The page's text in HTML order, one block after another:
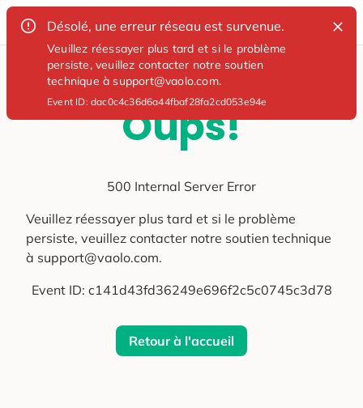
Désolé, une erreur réseau est survenue.
Veuillez réessayer plus tard et si le problème
persiste, veuillez contacter notre soutien
technique à support@vaolo.com.
Event ID:dac0c4c36d6a44fbaf28fa2cd053e94e
Oups!
500 Internal Server Error
Veuillez réessayer plus tard et si le problème
persiste, veuillez contacter notre soutien technique
à support@vaolo.com.
Event ID: c141d43fd36249e696f2c5c0745c3d78
Retour à l'accueil